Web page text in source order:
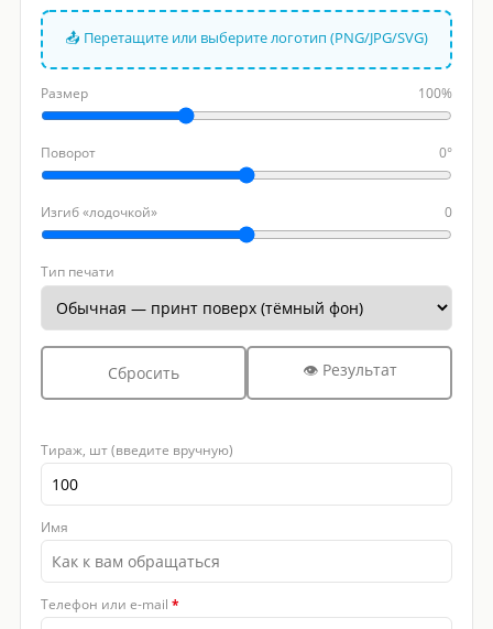
📤 Перетащите или выберите логотип (PNG/JPG/SVG)
Размер 100%
Поворот 0°
Изгиб «лодочкой» 0
Тип печати
Сбросить 👁 Результат
Тираж, шт (введите вручную)
Имя
Телефон или e-mail *